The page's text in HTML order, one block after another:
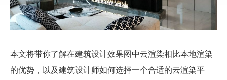
本文将带你了解在建筑设计效果图中云渲染相比本地渲染
的优势 ，以及建筑设计师如何选择一个合适的云渲染平